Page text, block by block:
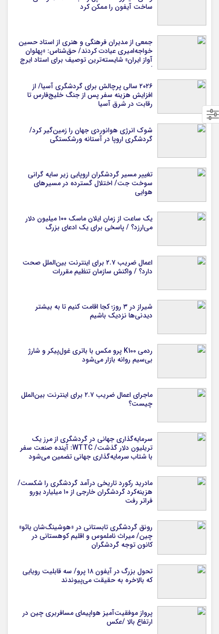
ساخت آیفون را ممکن کرد
جمعی از مدیران فرهنگی و هنری از استاد حسین
خواجه‌امیری عیادت کردند/ حق‌شناس: «پهلوان
آواز ایران» شایسته‌ترین توصیف برای استاد ایرج
است
۲۰۲۶ سالی پرچالش برای گردشگری آسیا/ از
افزایش هزینه سفر پس از جنگ خلیج‌فارس تا
رقابت در شرق آسیا
شوک انرژی هوانوردی جهان را زمین‌گیر کرد/
گردشگری اروپا در آستانه ورشکستگی
تغییر مسیر گردشگران اروپایی زیر سایه گرانی
سوخت جت/ اختلال گسترده در مسیرهای
هوایی
یک ساعت از زمان ایلان ماسک ۱۰۰ میلیون دلار
می‌ارزد؟ / پاسخی برای یک ادعای بزرگ
اعمال ضریب ۲.۷ برای اینترنت بین‌الملل صحت
دارد؟ / واکنش سازمان تنظیم مقررات
شیراز در ۳ روز؛ کجا اقامت کنیم تا به بیشتر
دیدنی‌ها نزدیک باشیم
ردمی K100 پرو مکس با باتری غول‌پیکر و شارژ
بی‌سیم روانه بازار می‌شود
ماجرای اعمال ضریب ۲.۷ برای اینترنت بین‌الملل
چیست؟
سرمایه‌گذاری جهانی در گردشگری از مرز یک
تریلیون دلار گذشت/ WTTC: آینده صنعت سفر
با شتاب سرمایه‌گذاری جهانی تضمین می‌شود
مادرید رکورد تاریخی درآمد گردشگری را شکست/
هزینه‌کرد گردشگران خارجی از ۱۰ میلیارد یورو
فراتر رفت
رونق گردشگری تابستانی در «هوشینگ‌شان یائو»
چین/ میراث ناملموس و اقلیم کوهستانی در
کانون توجه گردشگران
تحول بزرگ در آیفون ۱۸ پرو/ سه قابلیت رویایی
که بالاخره به حقیقت می‌پیوندند
پرواز موفقیت‌آمیز هواپیمای مسافربری چین در
ارتفاع بالا /عکس